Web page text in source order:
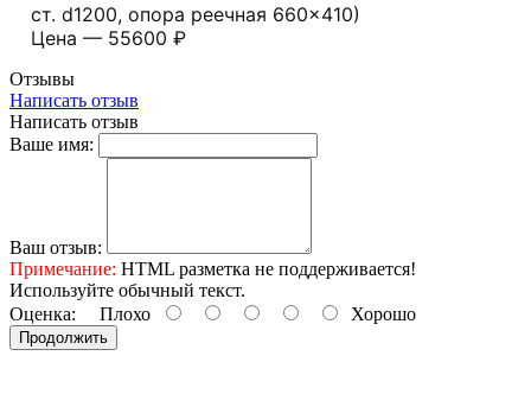
ст. d1200, опора реечная 660×410)
Цена — 55600 ₽
Отзывы
Написать отзыв
Написать отзыв
Ваше имя:
Ваш отзыв:
Примечание: HTML разметка не поддерживается!
Используйте обычный текст.
Оценка: Плохо Хорошо
Продолжить